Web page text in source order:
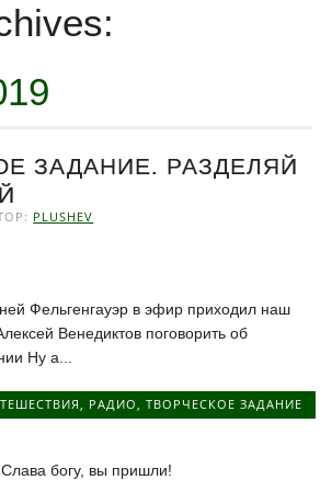
ЗАДАНИЕ. РАЗДЕЛЯЙ
PLUSHEV
Фельгенгауэр в эфир приходил наш
Венедиктов поговорить об
Ну а...
, РАДИО, ТВОРЧЕСКОЕ ЗАДАНИЕ
Слава богу, вы пришли!